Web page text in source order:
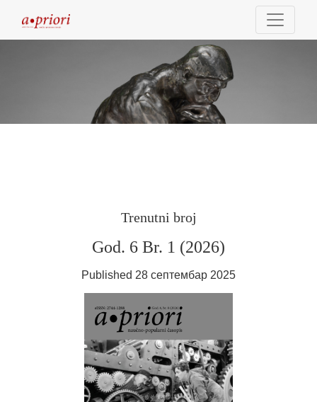
A priori - Naučno-popularni časopis
Trenutni broj
God. 6 Br. 1 (2026)
Published 28 септембар 2025